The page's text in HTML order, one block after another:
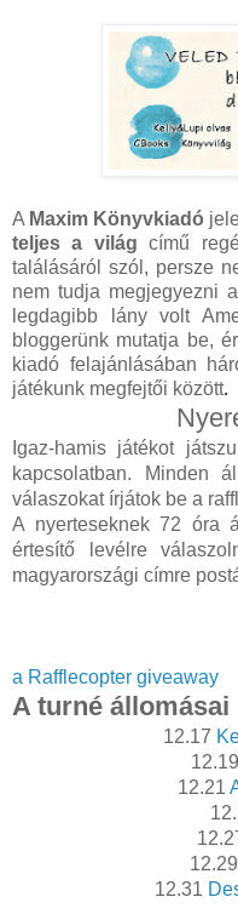
A Maxim Könyvkiadó
teljes a világ című
találásáról szól, persze
nem tudja megjegyezni
legdagibb lány volt
bloggerünk mutatja be,
kiadó felajánlásában
játékunk megfejtői között.
Igaz-hamis játékot
kapcsolatban. Minden
válaszokat írjátok be a
A nyerteseknek 72 óra
értesítő levélre
magyarországi címre
a Rafflecopter giveaway
A turné állomásai
12.17
12.19
12.21
12.29
12.31